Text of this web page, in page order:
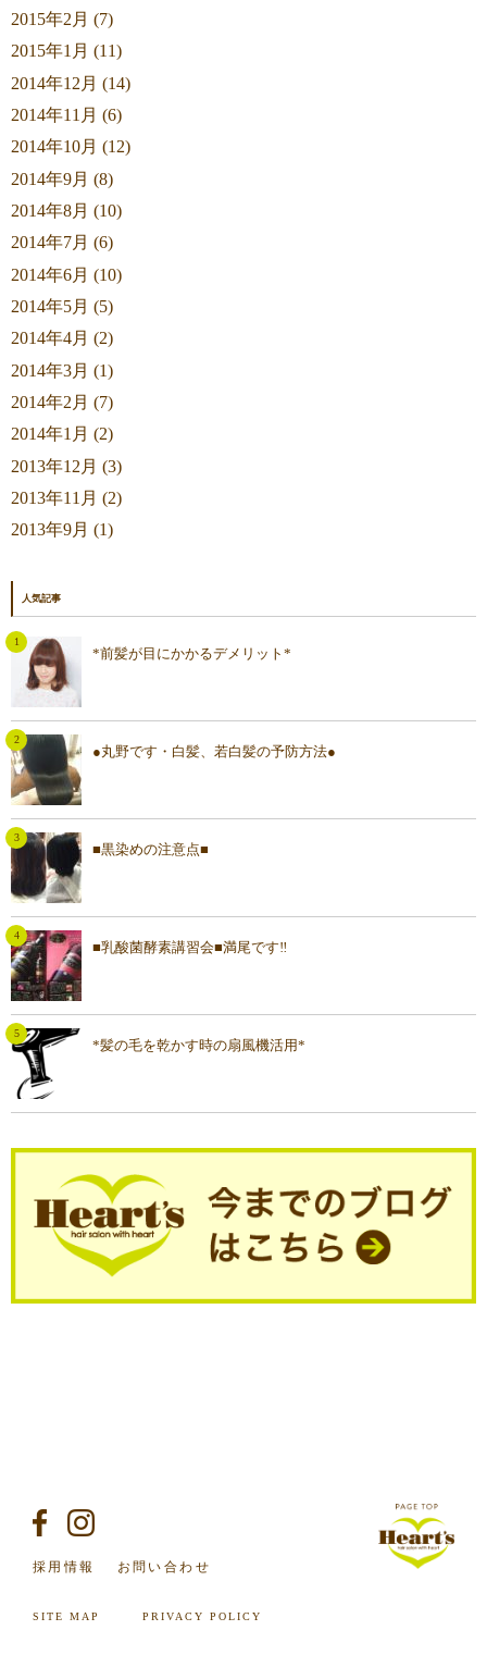
2015年2月 (7)
2015年1月 (11)
2014年12月 (14)
2014年11月 (6)
2014年10月 (12)
2014年9月 (8)
2014年8月 (10)
2014年7月 (6)
2014年6月 (10)
2014年5月 (5)
2014年4月 (2)
2014年3月 (1)
2014年2月 (7)
2014年1月 (2)
2013年12月 (3)
2013年11月 (2)
2013年9月 (1)
人気記事
*前髪が目にかかるデメリット*
●丸野です・白髪、若白髪の予防方法●
■黒染めの注意点■
■乳酸菌酵素講習会■満尾です‼︎
*髪の毛を乾かす時の扇風機活用*
採用情報 お問い合わせ
SITE MAP PRIVACY POLICY